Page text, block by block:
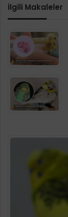
İlgili Makaleler